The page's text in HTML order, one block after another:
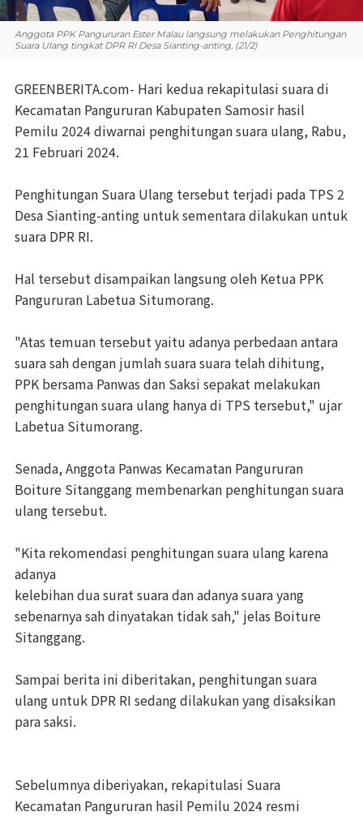
Anggota PPK Pangururan Ester Malau langsung melakukan Penghitungan
Suara Ulang tingkat DPR RI Desa Sianting-anting, (21/2)
GREENBERITA.com- Hari kedua rekapitulasi suara di
Kecamatan Pangururan Kabupaten Samosir hasil
Pemilu 2024 diwarnai penghitungan suara ulang, Rabu,
21 Februari 2024.
Penghitungan Suara Ulang tersebut terjadi pada TPS 2
Desa Sianting-anting untuk sementara dilakukan untuk
suara DPR RI.
Hal tersebut disampaikan langsung oleh Ketua PPK
Pangururan Labetua Situmorang.
"Atas temuan tersebut yaitu adanya perbedaan antara
suara sah dengan jumlah suara suara telah dihitung,
PPK bersama Panwas dan Saksi sepakat melakukan
penghitungan suara ulang hanya di TPS tersebut," ujar
Labetua Situmorang.
Senada, Anggota Panwas Kecamatan Pangururan
Boiture Sitanggang membenarkan penghitungan suara
ulang tersebut.
"Kita rekomendasi penghitungan suara ulang karena
adanya
kelebihan dua surat suara dan adanya suara yang
sebenarnya sah dinyatakan tidak sah," jelas Boiture
Sitanggang.
Sampai berita ini diberitakan, penghitungan suara
ulang untuk DPR RI sedang dilakukan yang disaksikan
para saksi.
Sebelumnya diberiyakan, rekapitulasi Suara
Kecamatan Pangururan hasil Pemilu 2024 resmi